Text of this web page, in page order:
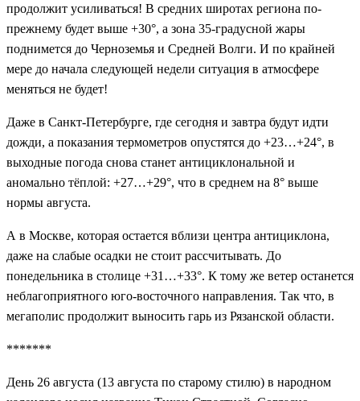
продолжит усиливаться! В средних широтах региона по-
прежнему будет выше +30°, а зона 35-градусной жары
поднимется до Черноземья и Средней Волги. И по крайней
мере до начала следующей недели ситуация в атмосфере
меняться не будет!
Даже в Санкт-Петербурге, где сегодня и завтра будут идти
дожди, а показания термометров опустятся до +23…+24°, в
выходные погода снова станет антициклональной и
аномально тёплой: +27…+29°, что в среднем на 8° выше
нормы августа.
А в Москве, которая остается вблизи центра антициклона,
даже на слабые осадки не стоит рассчитывать. До
понедельника в столице +31…+33°. К тому же ветер останется
неблагоприятного юго-восточного направления. Так что, в
мегаполис продолжит выносить гарь из Рязанской области.
*******
День 26 августа (13 августа по старому стилю) в народном